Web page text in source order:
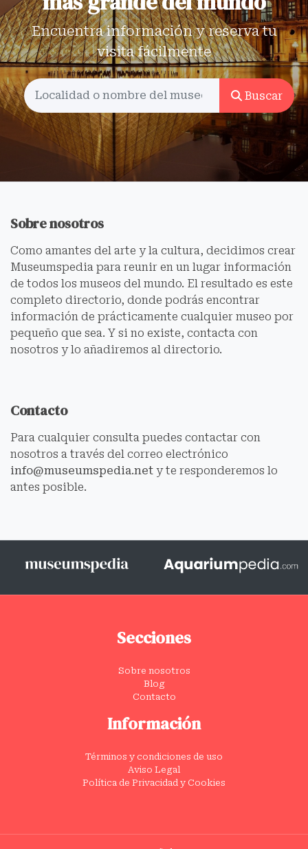
Encuentra información y reserva tu
visita fácilmente
Buscar
Sobre nosotros
Como amantes del arte y la cultura, decidimos crear
Museumspedia para reunir en un lugar información
de todos los museos del mundo. El resultado es este
completo directorio, donde podrás encontrar
información de prácticamente cualquier museo por
pequeño que sea. Y si no existe, contacta con
nosotros y lo añadiremos al directorio.
Contacto
Para cualquier consulta puedes contactar con
nosotros a través del correo electrónico
info@museumspedia.net y te responderemos lo
antes posible.
Secciones
Sobre nosotros
Blog
Contacto
Información
Términos y condiciones de uso
Aviso Legal
Política de Privacidad y Cookies